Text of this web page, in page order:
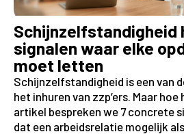
Schijnzelfstandigheid
signalen waar elke
moet letten
Schijnzelfstandigheid is een van
het inhuren van zzp’ers. Maar
artikel bespreken we 7 concrete
dat een arbeidsrelatie mogelijk